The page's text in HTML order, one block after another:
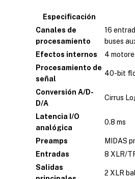
Especificación
Canales de
procesamiento
16
buses
Efectos internos
4
Procesamiento de
señal
40-bit
Conversión A/D-
D/A
Cirrus
Latencia I/O
analógica
0.8 ms
Preamps
MIDAS
Entradas
8 XLR/
Salidas
2 XLR